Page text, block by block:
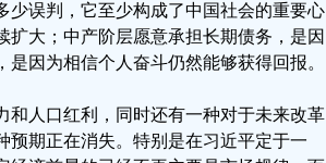
少误判，它至少构成了中国社会的重要心
大；中产阶层愿意承担长期债务，是因
因为相信个人奋斗仍然能够获得回报。
和人口红利，同时还有一种对于未来改革
预期正在消失。特别是在习近平定于一